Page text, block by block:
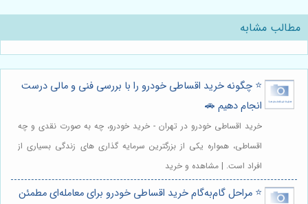
مطالب مشابه
⭐️ چگونه خرید اقساطی خودرو را با بررسی فنی و مالی درست
انجام دهیم 🚗
خرید اقساطی خودرو در تهران - خرید خودرو، چه به صورت نقدی و چه
اقساطی، همواره یکی از بزرگترین سرمایه گذاری های زندگی بسیاری از
افراد است. | مشاهده و خرید
⭐️ مراحل گام‌به‌گام خرید اقساطی خودرو برای معامله‌ای مطمئن